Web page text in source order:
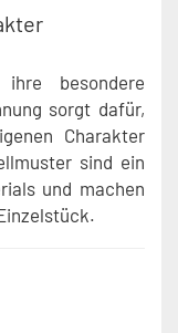
besondere
sorgt dafür,
Charakter
sind ein
und machen